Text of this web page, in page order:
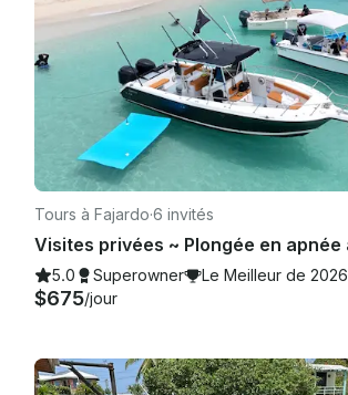
Tours à Fajardo·6 invités
5.0 Superowner Le Meilleur de 2026
$675/jour